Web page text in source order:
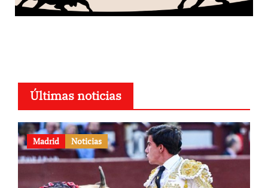
Últimas noticias
Madrid Noticias